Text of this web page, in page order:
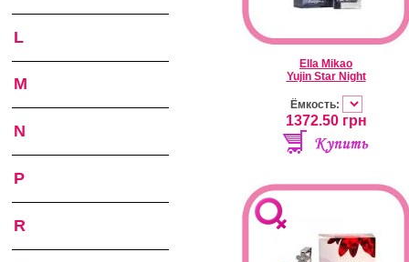
L
M
N
P
R
Ella Mikao
Yujin Star Night
Ёмкость:
1372.50грн